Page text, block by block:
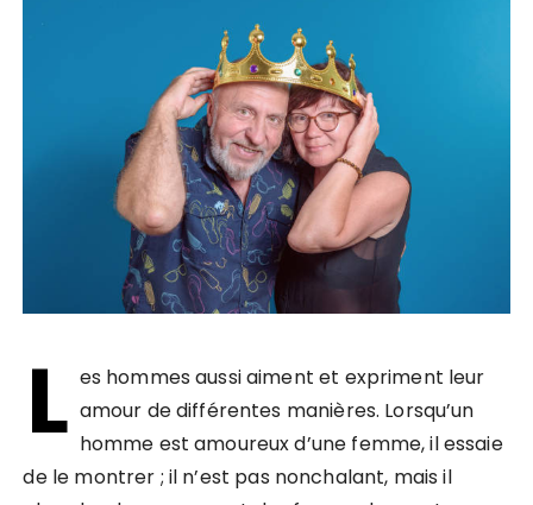
L es hommes aussi aiment et expriment leur
amour de différentes manières. Lorsqu’un
homme est amoureux d’une femme, il essaie
de le montrer ; il n’est pas nonchalant, mais il